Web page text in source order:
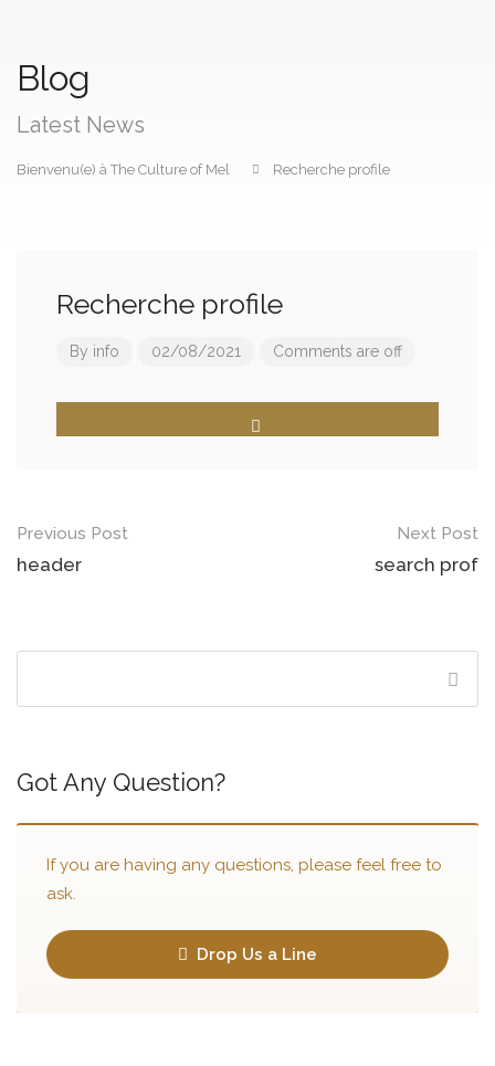
Blog
Latest News
Bienvenu(e) à The Culture of Mel Recherche profile
Recherche profile
By info 02/08/2021 Comments are off
Previous Post
header
Next Post
search prof
Got Any Question?
If you are having any questions, please feel free to
ask.
Drop Us a Line